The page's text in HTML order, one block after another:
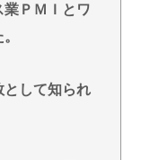
業ＰＭＩとワ
として知られ